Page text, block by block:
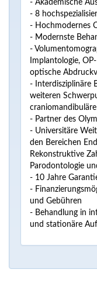
- Akademische
- 8
- Hochmodernes
- Modernste
-
Implantologie,
optische
- Interdisziplinäre
weiteren
- Partner des
- Universitäre
den Bereichen
Rekonstruktive
Parodontologie
- 10 Jahre
-
und Gebühren
- Behandlung in
und stationäre